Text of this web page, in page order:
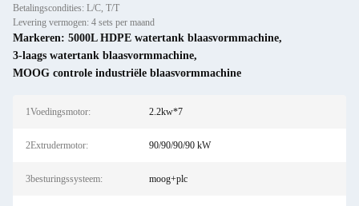
Betalingscondities: L/C, T/T
Levering vermogen: 4 sets per maand
Markeren: 5000L HDPE watertank blaasvormmachine,
3-laags watertank blaasvormmachine,
MOOG controle industriële blaasvormmachine
1Voedingsmotor: 2.2kw*7
2Extrudermotor: 90/90/90/90 kW
3besturingssysteem: moog+plc